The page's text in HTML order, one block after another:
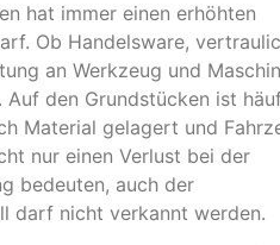
hat immer einen erhöhten
Ob Handelsware,
an Werkzeug und
Auf den Grundstücken ist
Material gelagert und
nur einen Verlust bei der
bedeuten, auch der
darf nicht verkannt werden.